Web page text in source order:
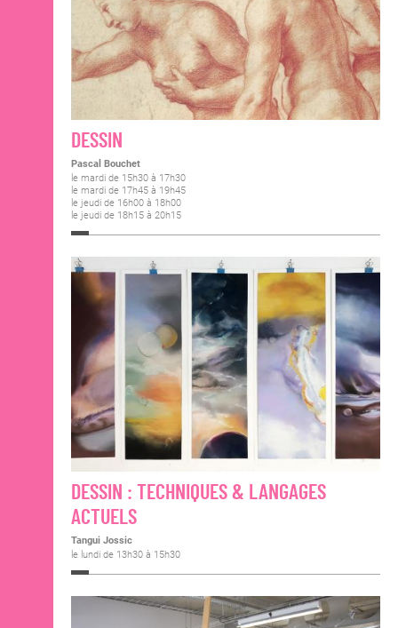
DESSIN
Pascal Bouchet
le mardi de 15h30 à 17h30
le mardi de 17h45 à 19h45
le jeudi de 16h00 à 18h00
le jeudi de 18h15 à 20h15
DESSIN : TECHNIQUES & LANGAGES
ACTUELS
Tangui Jossic
le lundi de 13h30 à 15h30